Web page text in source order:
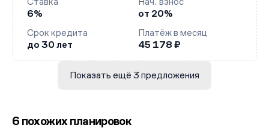
6%
от 20%
Срок кредита
до 30 лет
Платёж в месяц
45 178 ₽
Показать ещё 3 предложения
6 похожих планировок